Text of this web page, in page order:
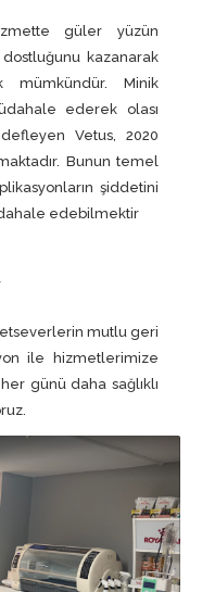
güler yüzün
kazanarak
mümkündür. Minik
ederek olası
Vetus, 2020
Bunun temel
şiddetini
edebilmektir
mutlu geri
ile hizmetlerimize
günü daha sağlıklı